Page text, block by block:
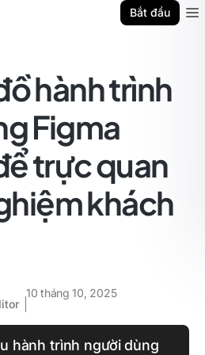
Bắt đầu
hành trình
Figma
trực quan
khách
10 tháng 10, 2025
hành trình người dùng